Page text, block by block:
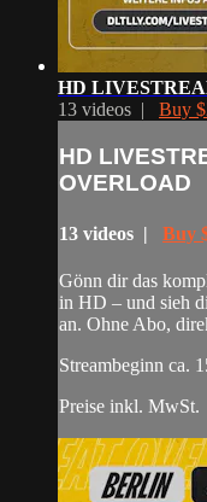
HD
13 videos | Buy
HD
OVERLOAD
13 videos | Buy
Gönn dir das
in HD – und sieh
an. Ohne Abo,
Streambeginn ca.
Preise inkl. MwSt.